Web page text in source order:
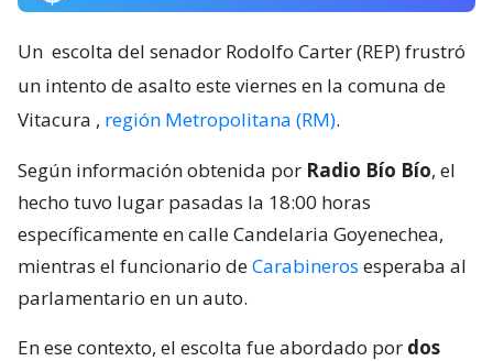
Un escolta del senador Rodolfo Carter (REP) frustró
un intento de asalto este viernes en la comuna de
Vitacura , región Metropolitana (RM).
Según información obtenida por Radio Bío Bío, el
hecho tuvo lugar pasadas la 18:00 horas
específicamente en calle Candelaria Goyenechea,
mientras el funcionario deCarabineros esperaba al
parlamentario en un auto.
En ese contexto, el escolta fue abordado por dos